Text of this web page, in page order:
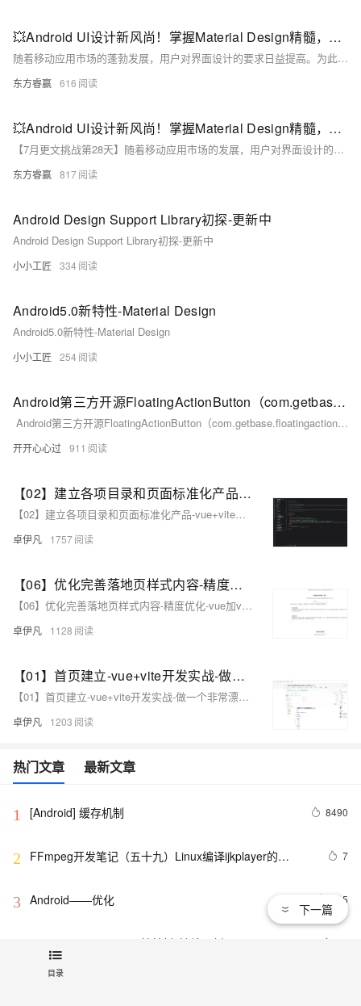
目录
💥Android UI设计新风尚！掌握Material Design精髓，让你的界面颜值爆表！🎨
随着移动应用市场的蓬勃发展，用户对界面设计的要求日益提高。为此，掌握由Google推出的Material Design设计语言成为提升应用颜值和用户体验的关键。本文将带你深入了解Material Design的核心原则，如真实感、统一性和创新性，并通过丰富的组件库及示例代码，助你轻松打造美观且一致的应用界面。无论是色彩搭配还是动画效果，Material Design都能为你的Android应用增添无限魅力。
东方睿赢 616
💥Android UI设计新风尚！掌握Material Design精髓，让你的界面颜值爆表！🎨
【7月更文挑战第28天】随着移动应用市场的发展，用户对界面设计的要求不断提高。Material Design是由Google推出的设计语言，强调真实感、统一性和创新性，通过模拟纸张和墨水的物理属性创造沉浸式体验。它注重色彩、排版、图标和布局的一致性，确保跨设备的统一视觉风格。Android Studio提供了丰富的Material Design组件库，如按钮、卡片等，易于使用且美观。
东方睿赢 817
Android Design Support Library初探-更新中
Android Design Support Library初探-更新中
小小工匠 334
Android5.0新特性-Material Design
Android5.0新特性-Material Design
小小工匠 254
Android第三方开源FloatingActionButton（com.getbase.floatingactionbutton）【1】
Android第三方开源FloatingActionButton（com.getbase.floatingactionbutton）【1】 由于FloatingActionButton在用户体验上取得了很好的效果，...
开开心心过 911
【02】建立各项目录和页面标准化产品-vue+vite开发实战-做一个非常漂亮的APP下载落地页-支持PC和H5自适应提供安卓苹果鸿蒙下载和网页端访问-优雅草卓伊凡
【02】建立各项目录和页面标准化产品-vue+vite开发实战-做一个非常漂亮的APP下载落地页-支持PC和H5自适应提供安卓苹果鸿蒙下载和网页端访问-优雅草卓伊凡
卓伊凡 1757
【06】优化完善落地页样式内容-精度优化-vue加vite开发实战-做一个非常漂亮的APP下载落地页-支持PC和H5自适应提供安卓苹果鸿蒙下载和网页端访问-优雅草卓伊凡
【06】优化完善落地页样式内容-精度优化-vue加vite开发实战-做一个非常漂亮的APP下载落地页-支持PC和H5自适应提供安卓苹果鸿蒙下载和网页端访问-优雅草卓伊凡
卓伊凡 1128
【01】首页建立-vue+vite开发实战-做一个非常漂亮的APP下载落地页-支持PC和H5自适应提供安卓苹果鸿蒙下载和网页端访问-优雅草卓伊凡
【01】首页建立-vue+vite开发实战-做一个非常漂亮的APP下载落地页-支持PC和H5自适应提供安卓苹果鸿蒙下载和网页端访问-优雅草卓伊凡
卓伊凡 1203
热门文章 最新文章
1 [Android] 缓存机制 8490
2
FFmpeg开发笔记（五十九）Linux编译ijkplayer的
7
3 Android——优化 645
mac下Android Studio 快捷键(持续更新)
下一篇